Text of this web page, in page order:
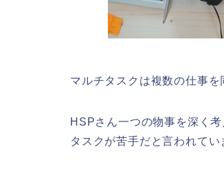
マルチタスクは複数の仕事を
HSPさん一つの物事を深く
タスクが苦手だと言われてい